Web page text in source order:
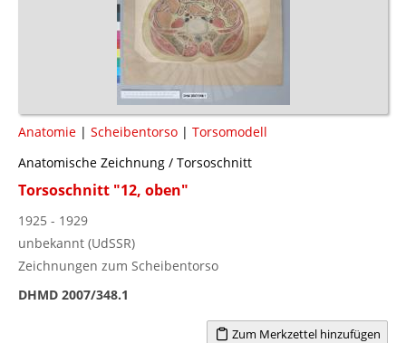
Anatomie | Scheibentorso | Torsomodell
Anatomische Zeichnung / Torsoschnitt
Torsoschnitt "12, oben"
1925 - 1929
unbekannt (UdSSR)
Zeichnungen zum Scheibentorso
DHMD 2007/348.1
Zum Merkzettel hinzufügen